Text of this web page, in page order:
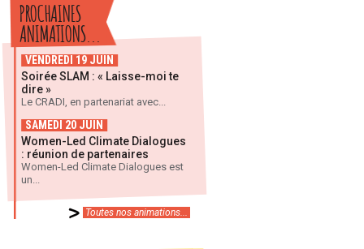
PROCHAINES
ANIMATIONS...
VENDREDI 19 JUIN
Soirée SLAM : « Laisse-moi te
dire »
Le CRADI, en partenariat avec...
SAMEDI 20 JUIN
Women-Led Climate Dialogues
: réunion de partenaires
Women-Led Climate Dialogues est
un...
Toutes nos animations...